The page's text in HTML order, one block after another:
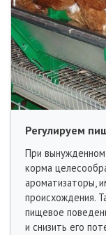
Регулируем
При вынужденном
корма
ароматизаторы,
происхождения.
пищевое
и снизить его